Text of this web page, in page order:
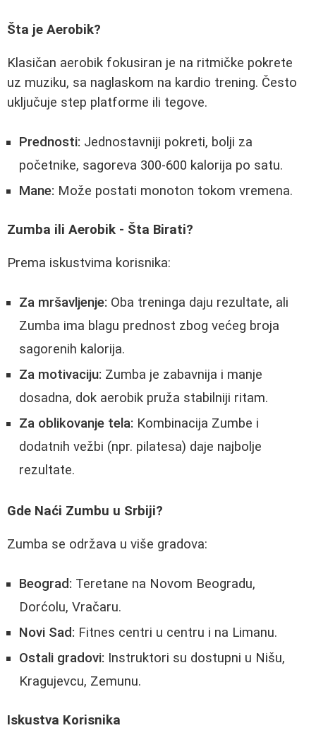
Šta je Aerobik?
Klasičan aerobik fokusiran je na ritmičke pokrete
uz muziku, sa naglaskom na kardio trening. Često
uključuje step platforme ili tegove.
Prednosti: Jednostavniji pokreti, bolji za
početnike, sagoreva 300-600 kalorija po satu.
Mane: Može postati monoton tokom vremena.
Zumba ili Aerobik - Šta Birati?
Prema iskustvima korisnika:
Za mršavljenje: Oba treninga daju rezultate, ali
Zumba ima blagu prednost zbog većeg broja
sagorenih kalorija.
Za motivaciju: Zumba je zabavnija i manje
dosadna, dok aerobik pruža stabilniji ritam.
Za oblikovanje tela: Kombinacija Zumbe i
dodatnih vežbi (npr. pilatesa) daje najbolje
rezultate.
Gde Naći Zumbu u Srbiji?
Zumba se održava u više gradova:
Beograd: Teretane na Novom Beogradu,
Dorćolu, Vračaru.
Novi Sad: Fitnes centri u centru i na Limanu.
Ostali gradovi: Instruktori su dostupni u Nišu,
Kragujevcu, Zemunu.
Iskustva Korisnika